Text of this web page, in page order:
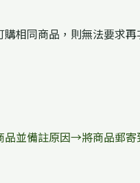
相同商品，則無法要求
並備註原因→將商品郵寄